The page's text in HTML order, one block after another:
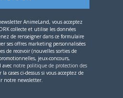
pour laisser un
AnimeLand, vous acceptez
collecte et utilise les données
de renseigner dans ce formulaire
ses offres marketing personnalisées
de recevoir (nouvelles sorties de
jeux-concours,
avec notre politique de protection des
cases ci-dessus si vous acceptez de
notre newsletter.